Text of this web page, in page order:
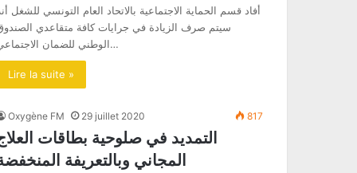
أفاد قسم الحماية الاجتماعية بالاتحاد العام التونسي للشغل
سيتم صرف الزيادة في جرايات كافة متقاعدي
الوطني للضمان الاجتماعي…
Lire la suite »
Oxygène FM 29 juillet 2020 817
التمديد في صلوحية بطاقات
المجاني وبالتعريفة